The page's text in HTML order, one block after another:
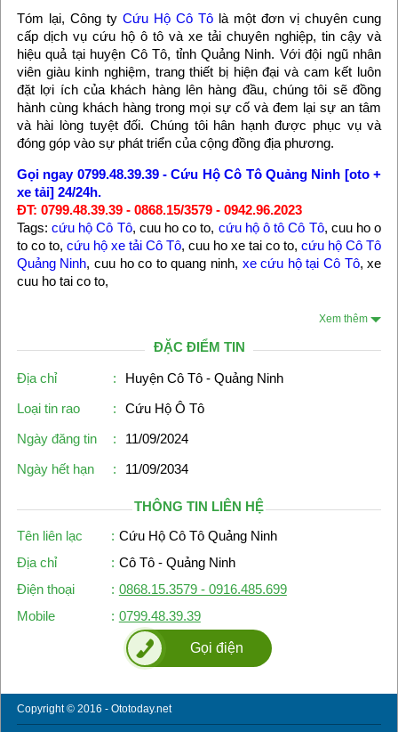
Tóm lại, Công ty Cứu Hộ Cô Tô là một đơn vị chuyên cung
cấp dịch vụ cứu hộ ô tô và xe tải chuyên nghiệp, tin cậy và
hiệu quả tại huyện Cô Tô, tỉnh Quảng Ninh. Với đội ngũ nhân
viên giàu kinh nghiệm, trang thiết bị hiện đại và cam kết luôn
đặt lợi ích của khách hàng lên hàng đầu, chúng tôi sẽ đồng
hành cùng khách hàng trong mọi sự cố và đem lại sự an tâm
và hài lòng tuyệt đối. Chúng tôi hân hạnh được phục vụ và
đóng góp vào sự phát triển của cộng đồng địa phương.
Gọi ngay 0799.48.39.39 - Cứu Hộ Cô Tô Quảng Ninh [oto +
xe tải] 24/24h.
ĐT: 0799.48.39.39 - 0868.15/3579 - 0942.96.2023
Tags:cứu hộ Cô Tô, cuu ho co to, cứu hộ ô tô Cô Tô, cuu ho o
to co to, cứu hộ xe tải Cô Tô, cuu ho xe tai co to,cứu hộ Cô Tô
Quảng Ninh, cuu ho co to quang ninh, xe cứu hộ tại Cô Tô, xe
cuu ho tai co to,
Xem thêm
ĐẶC ĐIỂM TIN
Địa chỉ :
Huyện Cô Tô - Quảng Ninh
Loại tin rao
:
Cứu Hộ Ô Tô
Ngày đăng tin
:
11/09/2024
Ngày hết hạn
: 11/09/2034
THÔNG TIN LIÊN HỆ
Tên liên lạc
: Cứu Hộ Cô Tô Quảng Ninh
Địa chỉ
: Cô Tô - Quảng Ninh
Điện thoại
: 0868.15.3579 - 0916.485.699
Mobile
: 0799.48.39.39
Gọi điện
Copyright © 2016 - Ototoday.net